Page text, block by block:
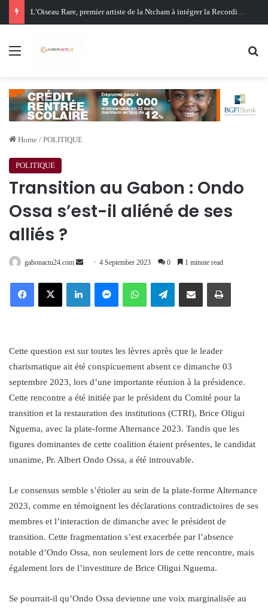
Oligui Nguema au Ghana : Libreville mise sur Accra pour renforcer sa stratégie diplomatique et économique
Menu
Home / POLITIQUE
POLITIQUE
Transition au Gabon : Ondo
Ossa s’est-il aliéné de ses
alliés ?
gabonactu24.com
Send 4 September 2023 0 1 minute read
FacebookX LinkedInMessengerWhatsAppTelegramShare via Email Print
Cette question est sur toutes les lèvres après que le leader
charismatique ait été conspicuement absent ce dimanche 03
septembre 2023, lors d’une importante réunion à la présidence.
Cette rencontre a été initiée par le président du Comité pour la
transition et la restauration des institutions (CTRI), Brice Oligui
Nguema, avec la plate-forme Alternance 2023. Tandis que les
figures dominantes de cette coalition étaient présentes, le candidat
unanime, Pr. Albert Ondo Ossa, a été introuvable.
Le consensus semble s’étioler au sein de la plate-forme Alternance
2023, comme en témoignent les déclarations contradictoires de ses
membres et l’interaction de dimanche avec le président de
transition. Cette fragmentation s’est exacerbée par l’absence
notable d’Ondo Ossa, non seulement lors de cette rencontre, mais
également lors de l’investiture de Brice Oligui Nguema.
Se pourrait-il qu’Ondo Ossa devienne une voix marginalisée au